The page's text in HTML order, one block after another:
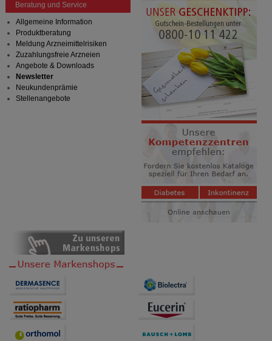
Beratung und Service
Allgemeine Information
Produktberatung
Meldung Arzneimittelrisiken
Zuzahlungsfreie Arzneien
Angebote & Downloads
Newsletter
Neukundenprämie
Stellenangebote